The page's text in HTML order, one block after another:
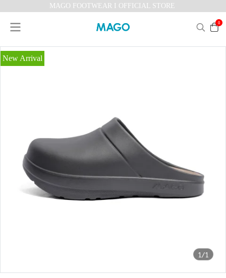
MAGO FOOTWEAR I OFFICIAL STORE
0
1/1
New Arrival